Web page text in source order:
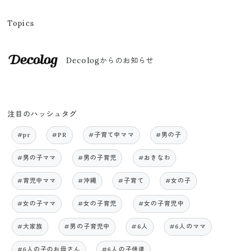
Topics
Decologからのお知らせ
注目のハッシュタグ
#pr #PR #子育て中ママ #男の子
#男の子ママ #男の子育児 #おきなわ
#育児中ママ #沖縄 #子育て #女の子
#女の子ママ #女の子育児 #女の子育児中
#大家族 #男の子育児中 #6人 #6人のママ
#6人の子のお母さん #6人の子供達